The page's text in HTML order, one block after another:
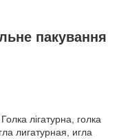
пакування
лігатурна, голка
лигатурная, игла